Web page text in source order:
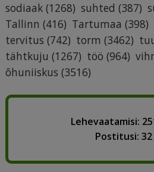
sodiaak (1268) suhted (387)
Tallinn (416) Tartumaa (398)
tervitus (742) torm (3462)
tähtkuju (1267) töö (964)
õhuniiskus (3516)
Lehevaatamisi:
Postitusi: 32